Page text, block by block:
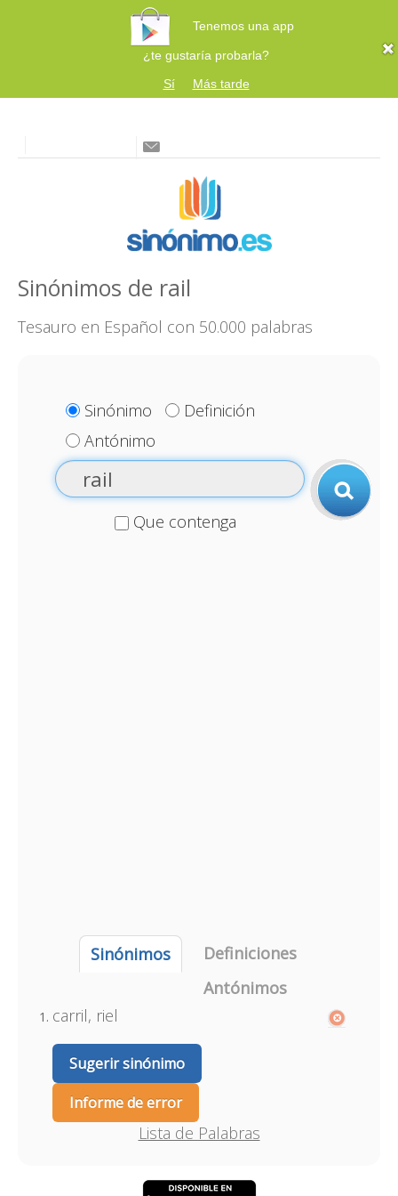
Tenemos una app
¿te gustaría probarla?
Sí
Más tarde
Sinónimos de rail
Tesauro en Español con 50.000 palabras
Sinónimo
Definición
Antónimo
Que contenga
Sinónimos
Definiciones
Antónimos
carril, riel
Sugerir sinónimo
Informe de error
Lista de Palabras